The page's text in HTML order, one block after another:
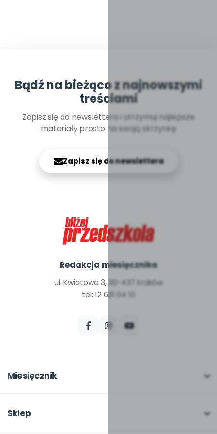
Bądź na bieżąco z najnowszymi
treściami
Zapisz się do newslettera i otrzymuj najlepsze
materiały prosto na swoją skrzynkę
Zapisz się do newslettera
Redakcja miesięcznika
ul. Kwiatowa 3, 30-437 Kraków
tel: 12 631 04 10
Miesięcznik
W numerze
Sklep